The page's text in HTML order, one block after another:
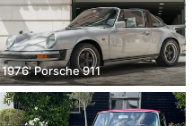
1976' Porsche 911